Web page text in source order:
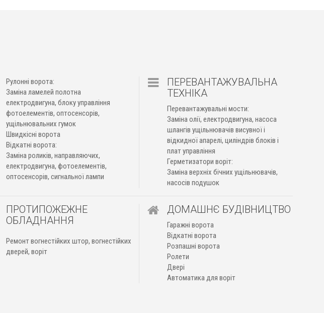
Рулонні ворота:
Заміна ламелей полотна
електродвигуна, блоку управління
фотоелементів, оптосенсорів,
ущільнювальних гумок
Швидкісні ворота
Відкатні ворота:
Заміна роликів, направляючих,
електродвигуна, фотоелементів,
оптосенсорів, сигнальної лампи
ПЕРЕВАНТАЖУВАЛЬНА
ТЕХНІКА
Перевантажувальні мости:
Заміна олії, електродвигуна, насоса
шлангів ущільнювачів висувної і
відкидної апарелі, циліндрів блоків і
плат управління
Герметизатори воріт:
Заміна верхніх бічних ущільнювачів,
насосів подушок
ПРОТИПОЖЕЖНЕ
ОБЛАДНАННЯ
Ремонт вогнестійких штор, вогнестійких
дверей, воріт
ДОМАШНЄ БУДІВНИЦТВО
Гаражні ворота
Відкатні ворота
Розпашні ворота
Ролети
Двері
Автоматика для воріт